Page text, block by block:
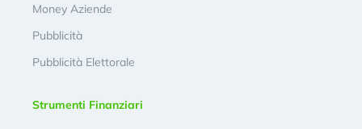
Money Aziende
Pubblicità
Pubblicità Elettorale
Strumenti Finanziari